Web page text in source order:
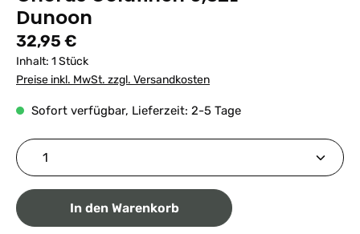
Dunoon
Regulärer Preis:
32,95 €
Inhalt: 1 Stück
Preise inkl. MwSt. zzgl. Versandkosten
Sofort verfügbar, Lieferzeit: 2-5 Tage
Produkt Anzahl: Gib den gewünschten Wert ein
In den Warenkorb